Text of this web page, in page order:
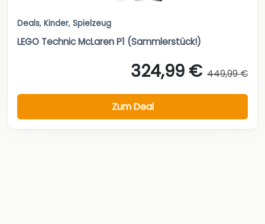
Deals, Kinder, Spielzeug
LEGO Technic McLaren P1 (Sammlerstück!)
324,99 € 449,99 €
Zum Deal